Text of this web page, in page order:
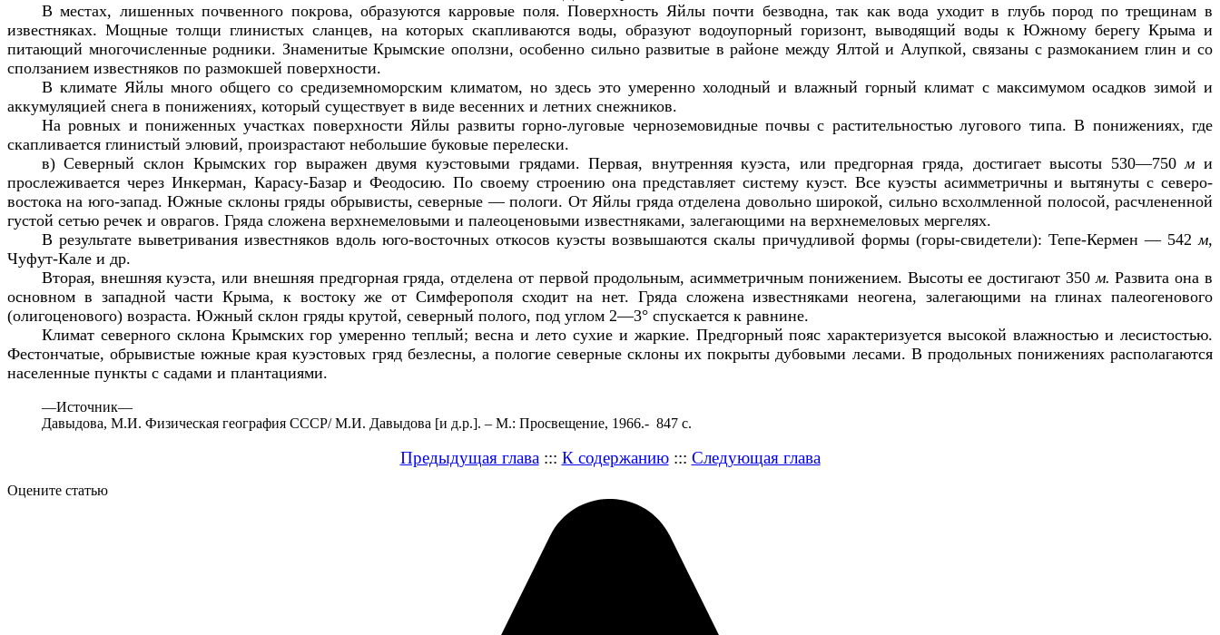
В местах, лишенных почвенного покрова, образуются карровые поля. Поверхность Яйлы почти безводна, так как вода уходит в глубь пород по трещинам в
известняках. Мощные толщи глинистых сланцев, на которых скапливаются воды, образуют водоупорный горизонт, выводящий воды к Южному берегу Крыма и
питающий многочисленные родники. Знаменитые Крымские оползни, особенно сильно развитые в районе между Ялтой и Алупкой, связаны с размоканием глин и со
сползанием известняков по размокшей поверхности.
В климате Яйлы много общего со средиземноморским климатом, но здесь это умеренно холодный и влажный горный климат с максимумом осадков зимой и
аккумуляцией снега в понижениях, который существует в виде весенних и летних снежников.
На ровных и пониженных участках поверхности Яйлы развиты горно-луговые черноземовидные почвы с растительностью лугового типа. В понижениях, где
скапливается глинистый элювий, произрастают небольшие буковые перелески.
в) Северный склон Крымских гор выражен двумя куэстовыми грядами. Первая, внутренняя куэста, или предгорная гряда, достигает высоты 530—750 ми
прослеживается через Инкерман, Карасу-Базар и Феодосию. По своему строению она представляет систему куэст. Все куэсты асимметричны и вытянуты с северо-
востока на юго-запад. Южные склоны гряды обрывисты, северные — пологи. От Яйлы гряда отделена довольно широкой, сильно всхолмленной полосой, расчлененной
густой сетью речек и оврагов. Гряда сложена верхнемеловыми и палеоценовыми известняками, залегающими на верхнемеловых мергелях.
В результате выветривания известняков вдоль юго-восточных откосов куэсты возвышаются скалы причудливой формы (горы-свидетели): Тепе-Кермен — 542 м,
Чуфут-Кале и др.
Вторая, внешняя куэста, или внешняя предгорная гряда, отделена от первой продольным, асимметричным понижением. Высоты ее достигают 350 м.Развита она в
основном в западной части Крыма, к востоку же от Симферополя сходит на нет. Гряда сложена известняками неогена, залегающими на глинах палеогенового
(олигоценового) возраста. Южный склон гряды крутой, северный полого, под углом 2—3° спускается к равнине.
Климат северного склона Крымских гор умеренно теплый; весна и лето сухие и жаркие. Предгорный пояс характеризуется высокой влажностью и лесистостью.
Фестончатые, обрывистые южные края куэстовых гряд безлесны, а пологие северные склоны их покрыты дубовыми лесами. В продольных понижениях располагаются
населенные пункты с садами и плантациями.
—Источник—
Давыдова, М.И. Физическая география СССР/ М.И. Давыдова [и д.р.]. – М.: Просвещение, 1966.- 847 с.
Предыдущая глава::: К содержанию::: Следующая глава
Оцените статью